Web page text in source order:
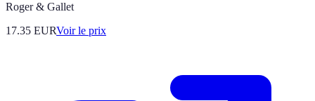
Roger & Gallet
17.35 EURVoir le prix